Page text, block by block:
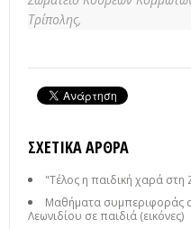
Τρίπολης,
ΣΧΕΤΙΚΆ ΆΡΘΡΑ
"Τέλος η παιδική χαρά στη
Μαθήματα συμπεριφοράς
Λεωνιδίου σε παιδιά (εικόνες)